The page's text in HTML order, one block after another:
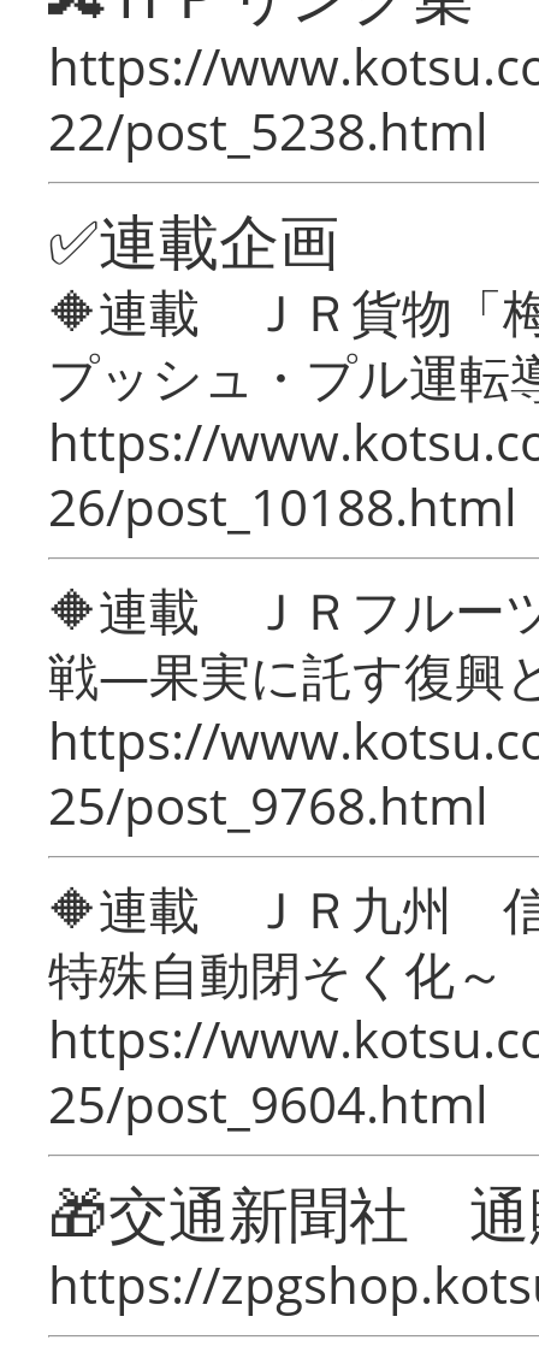
https://
22/post_5238.html
✅連載企画
🔶連載 ＪＲ貨物「
プッシュ・プル運転
https://
26/post_10188.html
🔶連載 ＪＲフルー
戦―果実に託す復興
https://
25/post_9768.html
🔶連載 ＪＲ九州 信
特殊自動閉そく化～
https://
25/post_9604.html
🎁交通新聞社
https://